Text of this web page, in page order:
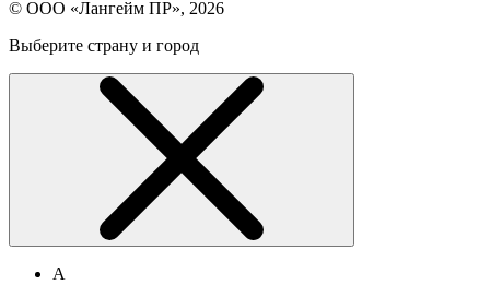
© ООО «Лангейм ПР», 2026
Выберите страну и город
А